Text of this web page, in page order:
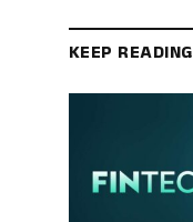
KEEP READING